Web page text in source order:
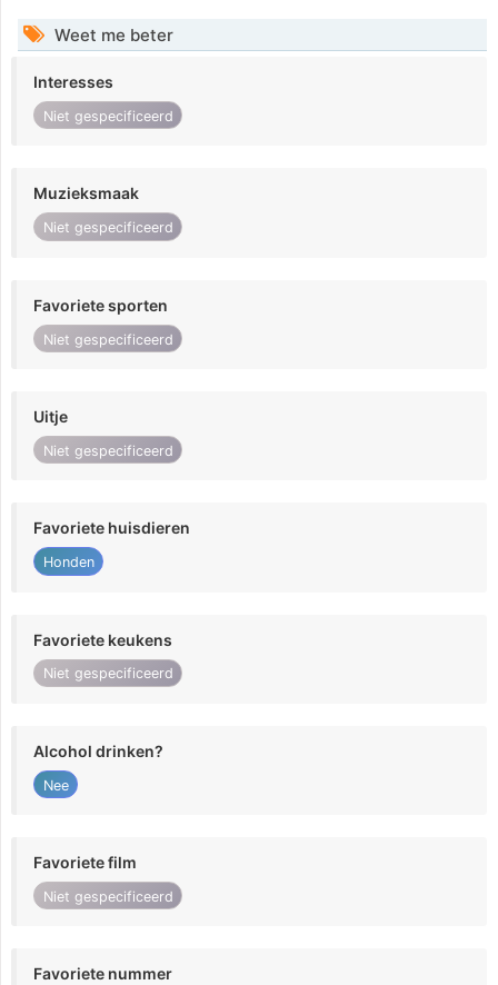
Weet me beter
Interesses
Niet gespecificeerd
Muzieksmaak
Niet gespecificeerd
Favoriete sporten
Niet gespecificeerd
Uitje
Niet gespecificeerd
Favoriete huisdieren
Honden
Favoriete keukens
Niet gespecificeerd
Alcohol drinken?
Nee
Favoriete film
Niet gespecificeerd
Favoriete nummer